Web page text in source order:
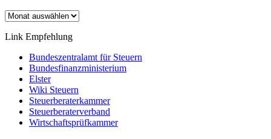
Archiv
Link Empfehlung
Bundeszentralamt für Steuern
Bundesfinanzministerium
Elster
Wiki Steuern
Steuerberaterkammer
Steuerberaterverband
Wirtschaftsprüfkammer